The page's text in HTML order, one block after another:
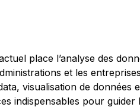
place l’analyse des
et les
visualisation de données
indispensables pour guider